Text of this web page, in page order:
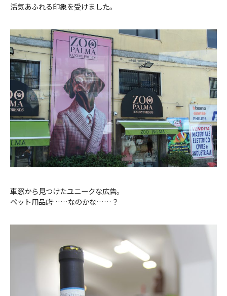
活気あふれる印象を受けました。
車窓から見つけたユニークな広告。
ペット用品店……なのかな……？